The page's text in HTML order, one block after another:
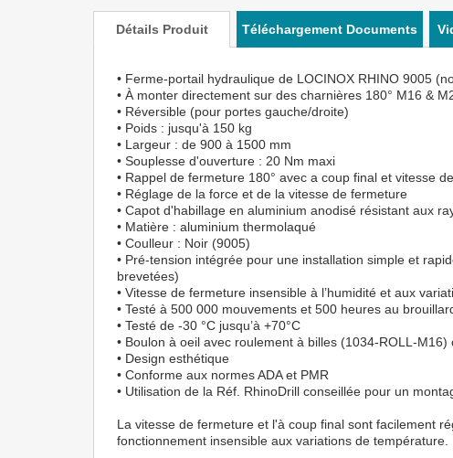
Détails Produit Téléchargement Documents
• Ferme-portail hydraulique de LOCINOX RHINO 9005
• À monter directement sur des charnières 180° M16 &
• Réversible (pour portes gauche/droite)
• Poids : jusqu'à 150 kg
• Largeur : de 900 à 1500 mm
• Souplesse d'ouverture : 20 Nm maxi
• Rappel de fermeture 180° avec a coup final et vitesse
• Réglage de la force et de la vitesse de fermeture
• Capot d'habillage en aluminium anodisé résistant aux
• Matière : aluminium thermolaqué
• Coulleur : Noir (9005)
• Pré-tension intégrée pour une installation simple et
brevetées)
• Vitesse de fermeture insensible à l’humidité et aux
• Testé à 500 000 mouvements et 500 heures au
• Testé de -30 °C jusqu’à +70°C
• Boulon à oeil avec roulement à billes (1034-ROLL-M16)
• Design esthétique
• Conforme aux normes ADA et PMR
• Utilisation de la Réf. RhinoDrill conseillée pour un
La vitesse de fermeture et l'à coup final sont facilement
fonctionnement insensible aux variations de température.